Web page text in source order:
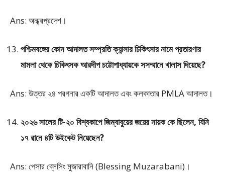
Ans: অন্ধ্রপ্রদেশ।
পশ্চিমবঙ্গের কোন আদালত সম্প্রতি ক্যান্সার চিকিৎসার নামে প্রতারণার
মামলা থেকে চিকিৎসক আরদীপ চট্টোপাধ্যায়কে সসম্মানে খালাস দিয়েছে?
Ans: উত্তর ২৪ পরগনার একটি আদালত এবং কলকাতার PMLA আদালত।
২০২৬ সালের টি-২০ বিশ্বকাপে জিম্বাবুয়ের জয়ের নায়ক কে ছিলেন, যিনি
১৭ রানে ৪টি উইকেট নিয়েছেন?
Ans: পেসার ব্লেসিং মুজারাবানি (Blessing Muzarabani)।